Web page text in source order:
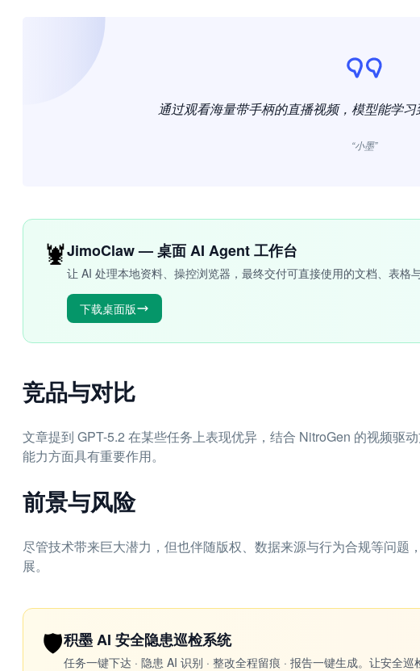
通过观看海量带手柄的直播视频，模型能学习
“小墨”
🦞JimoClaw — 桌面 AI Agent 工作台
让 AI 处理本地资料、操控浏览器，最终交付可直接使用的文档、表格
下载桌面版
竞品与对比
文章提到 GPT-5.2 在某些任务上表现优异，结合 NitroGen 的视频驱
能力方面具有重要作用。
前景与风险
尽管技术带来巨大潜力，但也伴随版权、数据来源与行为合规等问
展。
🛡️积墨 AI 安全隐患巡检系统
任务一键下达 · 隐患 AI 识别 · 整改全程留痕 · 报告一键生成。让安全巡